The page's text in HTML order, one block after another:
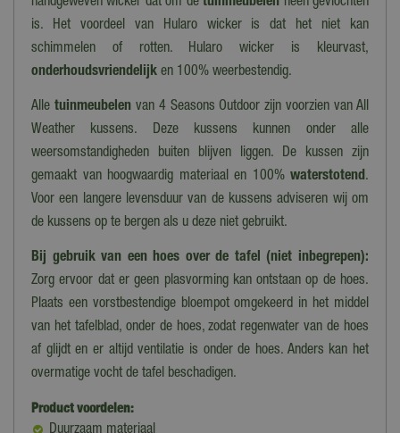
handgeweven wicker dat om de tuinmeubelen heen gevlochten
is. Het voordeel van Hularo wicker is dat het niet kan
schimmelen of rotten. Hularo wicker is kleurvast,
onderhoudsvriendelijk en 100% weerbestendig.
Alle tuinmeubelenvan 4 Seasons Outdoor zijn voorzien van All
Weather kussens. Deze kussens kunnen onder alle
weersomstandigheden buiten blijven liggen. De kussen zijn
gemaakt van hoogwaardig materiaal en 100% waterstotend.
Voor een langere levensduur van de kussens adviseren wij om
de kussens op te bergen als u deze niet gebruikt.
Bij gebruik van een hoes over de tafel (niet inbegrepen):
Zorg ervoor dat er geen plasvorming kan ontstaan op de hoes.
Plaats een vorstbestendige bloempot omgekeerd in het middel
van het tafelblad, onder de hoes, zodat regenwater van de hoes
af glijdt en er altijd ventilatie is onder de hoes. Anders kan het
overmatige vocht de tafel beschadigen.
Product voordelen: